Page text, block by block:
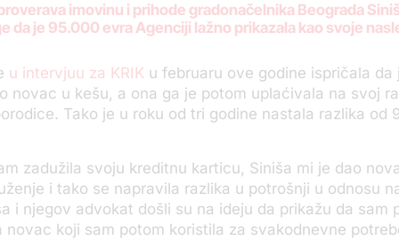
imovinu i prihode gradonačelnika Beograda
da je 95.000 evra Agenciji lažno prikazala kao svoje
u intervjuu za KRIK u februaru ove godine ispričala da
novac u kešu, a ona ga je potom uplaćivala na svoj
Tako je u roku od tri godine nastala razlika od
zadužila svoju kreditnu karticu, Siniša mi je dao
i tako se napravila razlika u potrošnji u odnosu
i njegov advokat došli su na ideju da prikažu da sam
novac koji sam potom koristila za svakodnevne